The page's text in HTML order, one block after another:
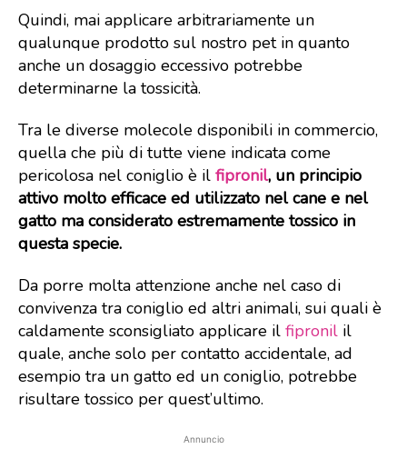
Quindi, mai applicare arbitrariamente un
qualunque prodotto sul nostro pet in quanto
anche un dosaggio eccessivo potrebbe
determinarne la tossicità.
Tra le diverse molecole disponibili in commercio,
quella che più di tutte viene indicata come
pericolosa nel coniglio è il fipronil, un principio
attivo molto efficace ed utilizzato nel cane e nel
gatto ma considerato estremamente tossico in
questa specie.
Da porre molta attenzione anche nel caso di
convivenza tra coniglio ed altri animali, sui quali è
caldamente sconsigliato applicare il fipronil il
quale, anche solo per contatto accidentale, ad
esempio tra un gatto ed un coniglio, potrebbe
risultare tossico per quest’ultimo.
Annuncio